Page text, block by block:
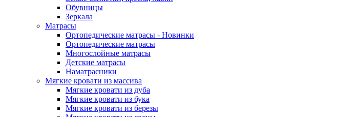
Обувницы
Зеркала
Матрасы
Ортопедические матрасы - Новинки
Ортопедические матрасы
Многослойные матрасы
Детские матрасы
Наматрасники
Мягкие кровати из массива
Мягкие кровати из дуба
Мягкие кровати из бука
Мягкие кровати из березы